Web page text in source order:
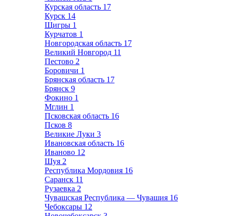
Курская область 17
Курск 14
Щигры 1
Курчатов 1
Новгородская область 17
Великий Новгород 11
Пестово 2
Боровичи 1
Брянская область 17
Брянск 9
Фокино 1
Мглин 1
Псковская область 16
Псков 8
Великие Луки 3
Ивановская область 16
Иваново 12
Шуя 2
Республика Мордовия 16
Саранск 11
Рузаевка 2
Чувашская Республика — Чувашия 16
Чебоксары 12